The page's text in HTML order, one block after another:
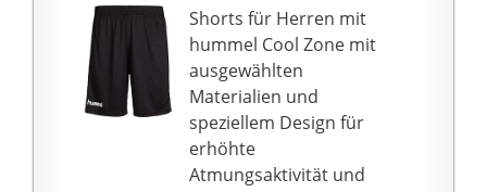
IDEALER SUPPORT: Bei
Muskulären Problemen
oder
Leistenbeschwerden
kann die
Kompressionsshort
Abhilfe schaffen & dank
Shorts für Herren mit
hummel Cool Zone mit
ausgewählten
Materialien und
speziellem Design für
erhöhte
Atmungsaktivität und